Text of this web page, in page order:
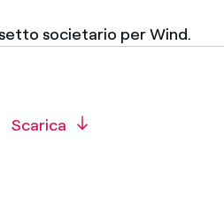
societario per Wind.
Scarica